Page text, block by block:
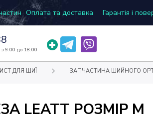
Оплата та доставка Гарантія і
9:00 до 18:00
ДЛЯ ШИЇ ЗАПЧАСТИНА ШИЙНОГО
LEATT РОЗМІР M